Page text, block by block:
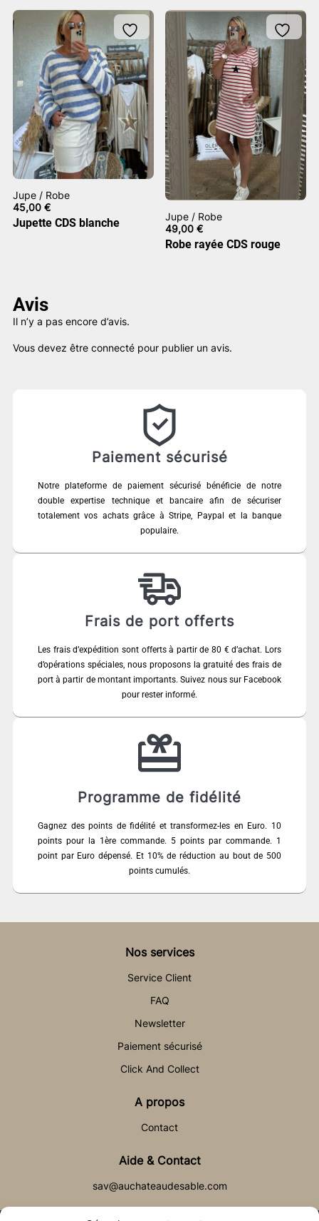
Jupe / Robe
45,00 €
Jupette CDS blanche
Jupe / Robe
49,00€
Robe rayée CDS rouge
Avis
Il n’y a pas encore d’avis.
Vous devez être connecté pour publier un avis.
Paiement sécurisé
Notre plateforme de paiement sécurisé bénéficie de notre
double expertise technique et bancaire afin de sécuriser
totalement vos achats grâce à Stripe, Paypal et la banque
populaire.
Frais de port offerts
Les frais d’expédition sont offerts à partir de 80 € d’achat. Lors
d’opérations spéciales, nous proposons la gratuité des frais de
port à partir de montant importants. Suivez nous sur Facebook
pour rester informé.
Programme de fidélité
Gagnez des points de fidélité et transformez-les en Euro. 10
points pour la 1ère commande. 5 points par commande. 1
point par Euro dépensé. Et 10% de réduction au bout de 500
points cumulés.
Nos services
Service Client
FAQ
Newsletter
Paiement sécurisé
Click And Collect
A propos
Contact
Aide & Contact
sav@auchateaudesable.com